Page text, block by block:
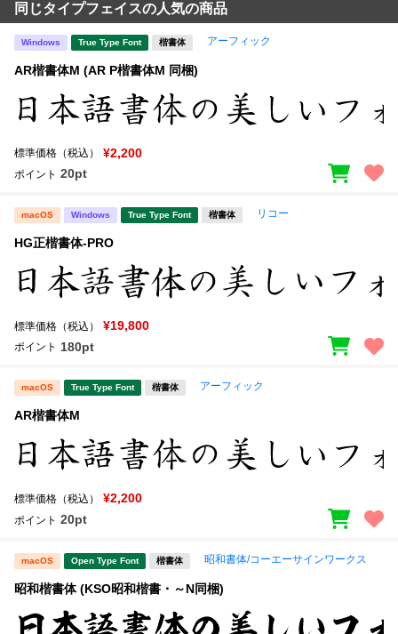
同じタイプフェイスの人気の商品
Windows True Type Font 楷書体 アーフィック
AR楷書体M (AR P楷書体M 同梱)
標準価格（税込） ¥2,200
ポイント 20pt
macOS Windows True Type Font 楷書体 リコー
HG正楷書体-PRO
標準価格（税込） ¥19,800
ポイント 180pt
macOS True Type Font 楷書体 アーフィック
AR楷書体M
標準価格（税込） ¥2,200
ポイント 20pt
macOS Open Type Font 楷書体 昭和書体/コーエーサインワークス
昭和楷書体 (KSO昭和楷書・～N同梱)